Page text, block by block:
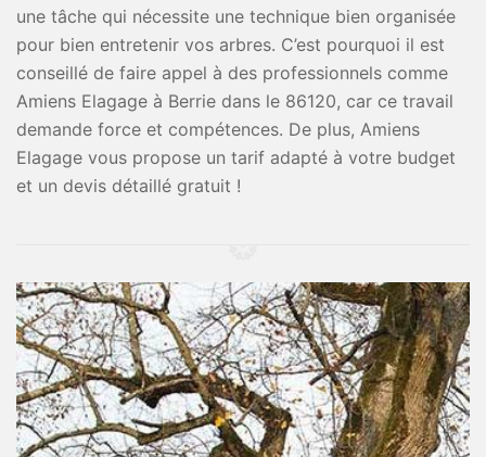
une tâche qui nécessite une technique bien organisée
pour bien entretenir vos arbres. C’est pourquoi il est
conseillé de faire appel à des professionnels comme
Amiens Elagage à Berrie dans le 86120, car ce travail
demande force et compétences. De plus, Amiens
Elagage vous propose un tarif adapté à votre budget
et un devis détaillé gratuit !